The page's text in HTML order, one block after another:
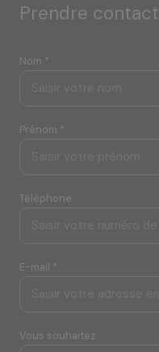
prendre contact
Nom *
Prénom *
Téléphone
E-mail *
Vous souhaitez